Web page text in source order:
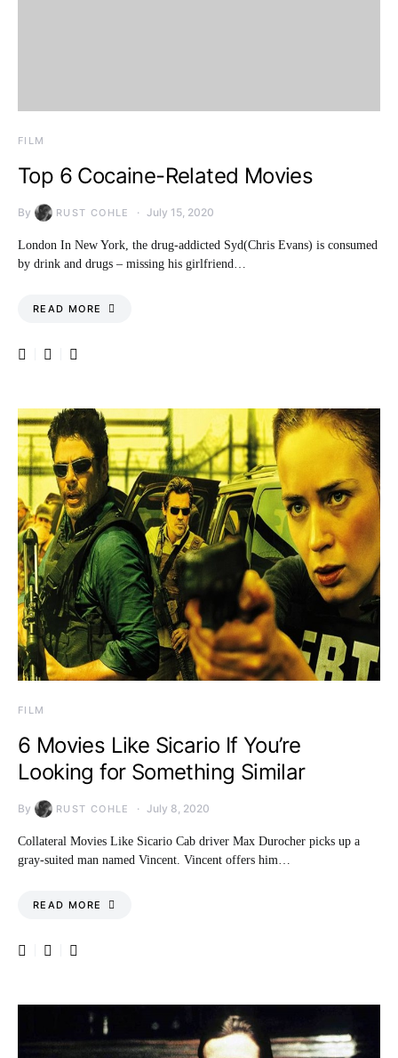
FILM
Top 6 Cocaine-Related Movies
By RUST COHLE July 15, 2020
London In New York, the drug-addicted Syd(Chris Evans) is consumed
by drink and drugs – missing his girlfriend…
READ MORE
FILM
6 Movies Like Sicario If You’re
Looking for Something Similar
By RUST COHLE July 8, 2020
Collateral Movies Like Sicario Cab driver Max Durocher picks up a
gray-suited man named Vincent. Vincent offers him…
READ MORE